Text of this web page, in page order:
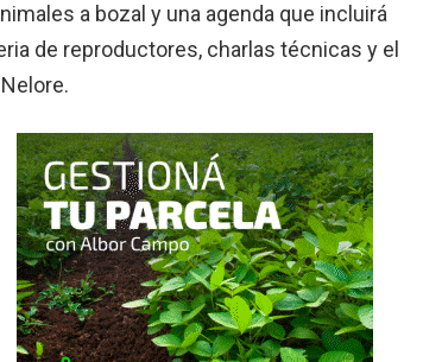
a bozal y una agenda que incluirá
de reproductores, charlas técnicas y el